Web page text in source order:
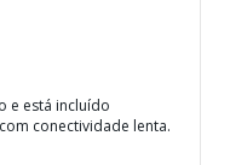
e está incluído
conectividade lenta.